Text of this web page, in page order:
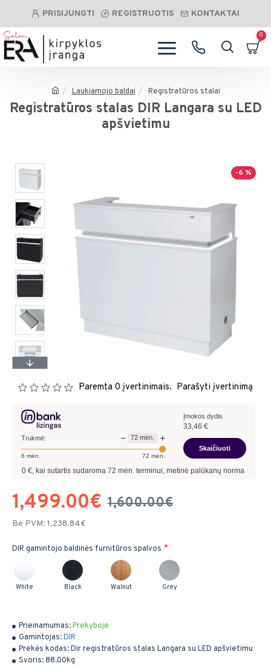
PRISIJUNGTI REGISTRUOTIS KONTAKTAI
0
Laukiamojo baldai Registratūros stalai
Registratūros stalas DIR Langara su LED
apšvietimu
-6 %
Prieinamumas:Prekyboje
Gamintojas:DIR
Prekės kodas:Dir registratūros stalas Langara su LED apšvietimu
Svoris: 88.00kg
Paremta 0 įvertinimais. Parašyti įvertinimą
1,499.00€ 1,600.00€
Be PVM: 1,238.84€
DIR gamintojo baldinės furnitūros spalvos
White Black Walnut Grey
Trukmė: − 72 mėn. +
6 mėn. 72 mėn.
Įmokos dydis
33,46 €
Skaičiuoti
kai sutartis sudaroma72mėn. terminui, metinė palūkanų norma –9,90%,